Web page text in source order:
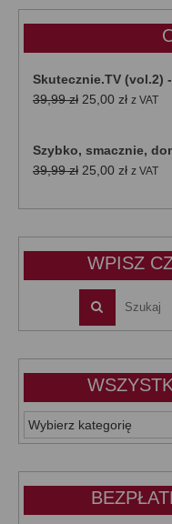
Skutecznie.TV (vol.2)
39,99zł Pierwotna
39,99 zł.
25,00 złAktualna
25,00
z VAT
Szybko, smacznie,
39,99zł Pierwotna
wynosiła:
25,00 złAktualna
wynosi:
z VAT
WPISZ
WSZYSTKIE
KATEGORIE: